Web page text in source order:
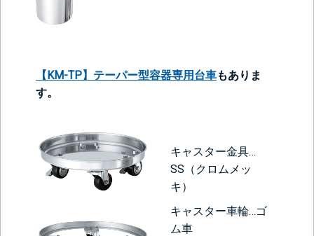
【KM-TP】テーパー型容器専用台車もありま
す。
キャスター金具…
SS（クロムメッ
キ）
キャスター車輪…ゴ
ム車